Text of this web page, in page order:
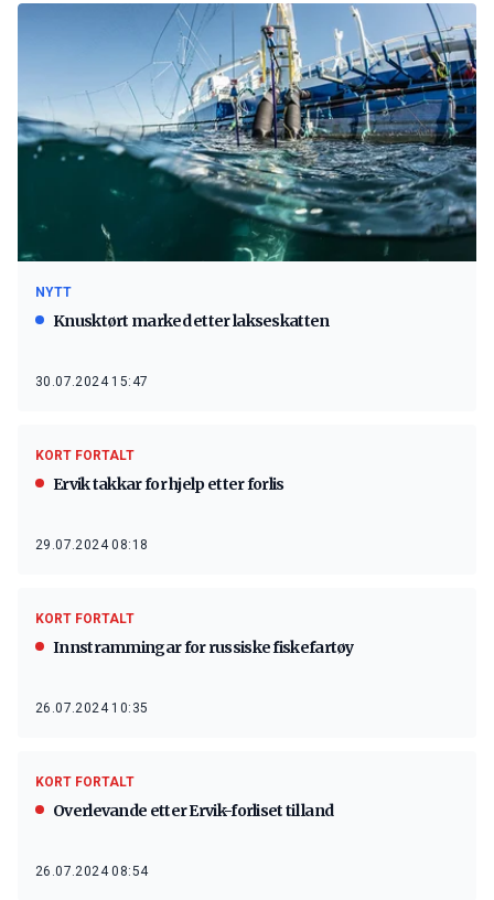
NYTT
Knusktørt marked etter lakseskatten
30.07.2024 15:47
KORT FORTALT
Ervik takkar for hjelp etter forlis
29.07.2024 08:18
KORT FORTALT
Innstrammingar for russiske fiskefartøy
26.07.2024 10:35
KORT FORTALT
Overlevande etter Ervik-forliset til land
26.07.2024 08:54